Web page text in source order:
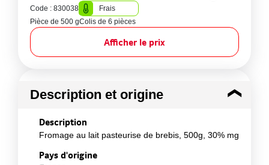
Code : 830038
Frais
Pièce de 500 gColis de 6 pièces
Afficher le prix
Description et origine
Description
Fromage au lait pasteurise de brebis, 500g, 30% mg
Pays d'origine